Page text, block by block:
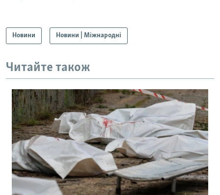
Новини Новини | Міжнародні
Читайте також